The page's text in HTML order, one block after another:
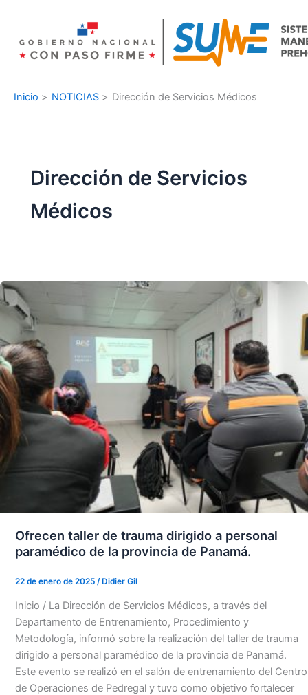
contenido
Inicio NOTICIAS Dirección de Servicios Médicos
Dirección de Servicios
Médicos
Ofrecen taller de trauma dirigido a personal
paramédico de la provincia de Panamá.
22 de enero de 2025 /Didier Gil
Inicio / La Dirección de Servicios Médicos, a través del
Departamento de Entrenamiento, Procedimiento y
Metodología, informó sobre la realización del taller de trauma
dirigido a personal paramédico de la provincia de Panamá.
Este evento se realizó en el salón de entrenamiento del Centro
de Operaciones de Pedregal y tuvo como objetivo fortalecer